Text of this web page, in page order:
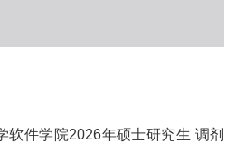
软件学院2026年硕士研究生 调剂